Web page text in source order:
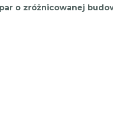
o zróżnicowanej